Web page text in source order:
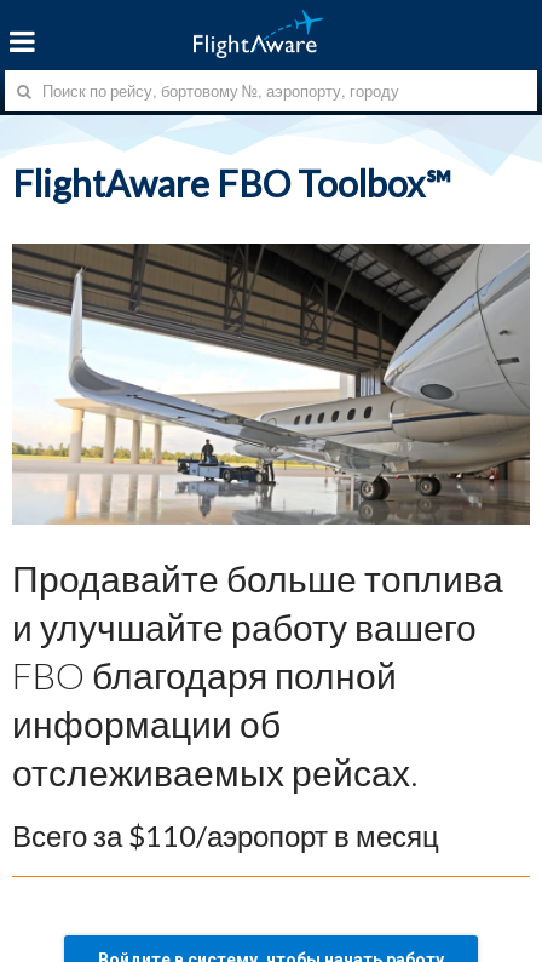
FlightAware FBO Toolbox℠
Продавайте больше топлива
и улучшайте работу вашего
FBO благодаря полной
информации об
отслеживаемых рейсах.
Всего за $110/аэропорт в месяц